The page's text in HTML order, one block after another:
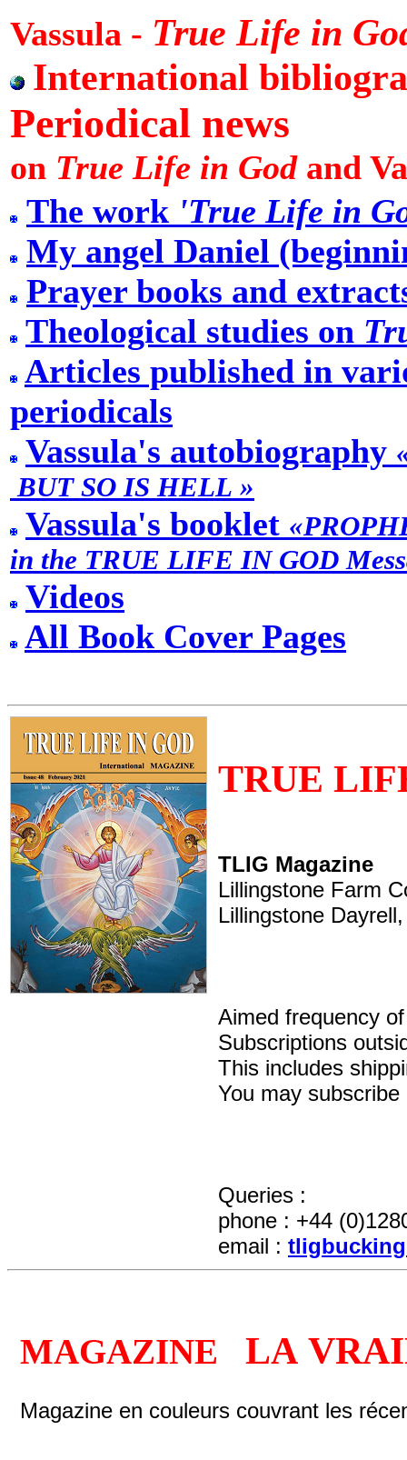
Vassula - True Life in
International
Periodical news
on True Life in Godand
The work 'True Life in
My angel Daniel
Prayer books and
Theological studies on
Articles published in
periodicals
Vassula's autobiography
BUT SO IS HELL »
Vassula's booklet
in the TRUE LIFE IN GOD
Videos
All Book Cover Pages
TRUE
TLIG Magazine
Lillingstone Farm
Lillingstone
Aimed frequency
Subscriptions
This includes
You may
Queries :
phone : +44
email :
MAGAZINE LA
Magazine en couleurs couvrant les